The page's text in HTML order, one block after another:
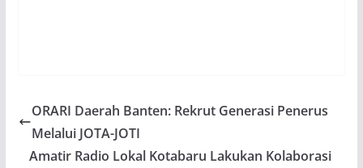
ORARI Daerah Banten: Rekrut Generasi Penerus
Melalui JOTA-JOTI
Amatir Radio Lokal Kotabaru Lakukan Kolaborasi